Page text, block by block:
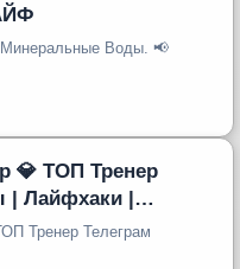
Минеральные Воды. 📢
💎 ТОП Тренер
| Лайфхаки |
Александр 🥇ТОП Тренер Телеграм